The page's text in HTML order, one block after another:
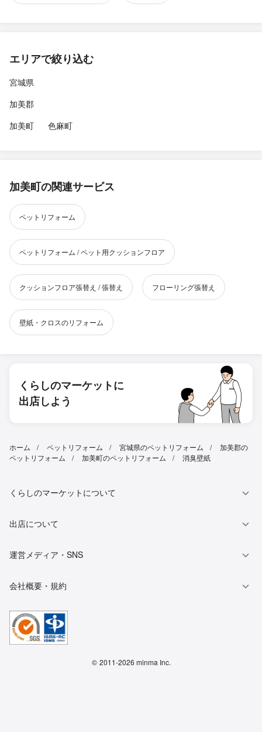
エリアで絞り込む
宮城県
加美郡
加美町
色麻町
加美町の関連サービス
ペットリフォーム
ペットリフォーム / ペット用クッションフロア
クッションフロア張替え / 張替え フローリング張替え
壁紙・クロスのリフォーム
くらしのマーケットに
出店しよう
ホーム ペットリフォーム 宮城県のペットリフォーム
加美郡の
ペットリフォーム
加美町のペットリフォーム 消臭壁紙
くらしのマーケットについて
出店について
運営メディア・SNS
会社概要・規約
© 2011-2026 minma Inc.